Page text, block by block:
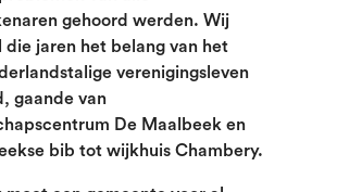
gehoord werden. Wij
die jaren het belang van het
verenigingsleven
gaande van
De Maalbeek en
bib tot wijkhuis Chambery.